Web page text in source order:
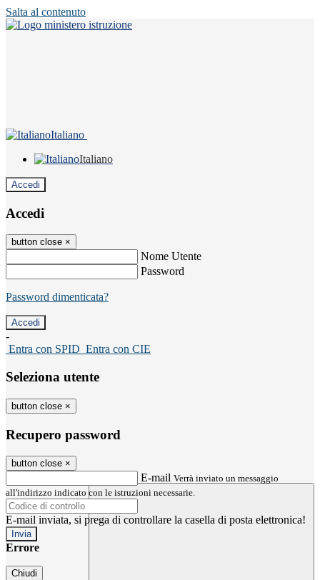
Salta al contenuto
Italiano
Italiano
Accedi
Accedi
button close ×
Nome Utente
Password
Password dimenticata?
-
Entra con SPID Entra con CIE
Seleziona utente
button close ×
Recupero password
button close ×
E-mail Verrà inviato un messaggio
all'indirizzo indicato con le istruzioni necessarie.
E-mail inviata, si prega di controllare la casella di posta elettronica!
Errore
Chiudi